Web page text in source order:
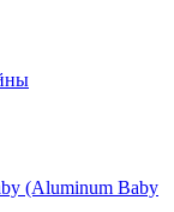
(Aluminum Baby